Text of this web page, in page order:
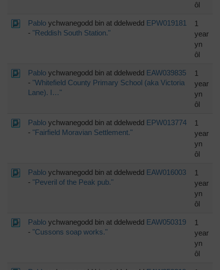
ôl
Pablo ychwanegodd bin at ddelwedd EPW019181
- "Reddish South Station."
1
year
yn
ôl
Pablo ychwanegodd bin at ddelwedd EAW039835
- "Whitefield County Primary School (aka Victoria
Lane). I…"
1
year
yn
ôl
Pablo ychwanegodd bin at ddelwedd EPW013774
- "Fairfield Moravian Settlement."
1
year
yn
ôl
Pablo ychwanegodd bin at ddelwedd EAW016003
- "Peveril of the Peak pub."
1
year
yn
ôl
Pablo ychwanegodd bin at ddelwedd EAW050319
- "Cussons soap works."
1
year
yn
ôl